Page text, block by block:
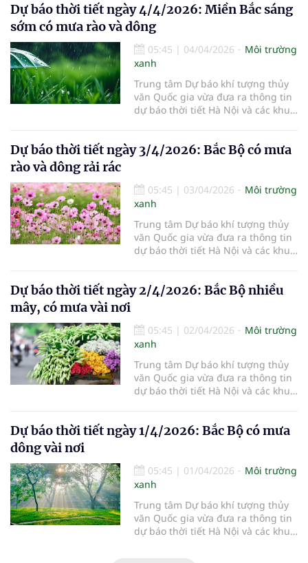
Dự báo thời tiết ngày 4/4/2026: Miền Bắc sáng
sớm có mưa rào và dông
05:45 | 04/04/2026
Môi trường
xanh
Trung tâm Dự báo khí tượng thủy
văn Quốc gia vừa đưa ra thông tin
dự báo thời tiết Hà Nội và các khu
Dự báo thời tiết ngày 3/4/2026: Bắc Bộ có mưa
rào và dông rải rác
05:45 | 03/04/2026
Môi trường
xanh
Trung tâm Dự báo khí tượng thủy
văn Quốc gia vừa đưa ra thông tin
dự báo thời tiết Hà Nội và các khu
Dự báo thời tiết ngày 2/4/2026: Bắc Bộ nhiều
mây, có mưa vài nơi
05:45 | 02/04/2026
Môi trường
xanh
Trung tâm Dự báo khí tượng thủy
văn Quốc gia vừa đưa ra thông tin
dự báo thời tiết Hà Nội và các khu
Dự báo thời tiết ngày 1/4/2026: Bắc Bộ có mưa
dông vài nơi
05:45 | 01/04/2026
Môi trường
xanh
Trung tâm Dự báo khí tượng thủy
văn Quốc gia vừa đưa ra thông tin
dự báo thời tiết Hà Nội và các khu